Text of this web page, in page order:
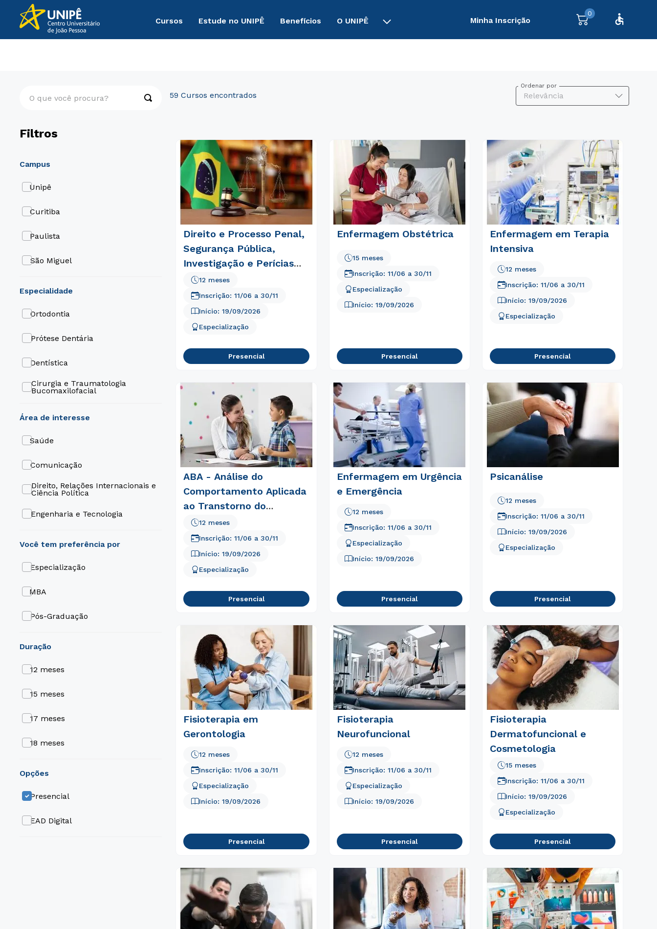
Cursos Estude no UNIPÊ Benefícios O UNIPÊ Minha Inscrição
0
Filtros
área de interesse
Saúde
Comunicação
Direito, Relações Internacionais e
Ciência Política
Engenharia e Tecnologia
Odontologia
Medicina
campus
Unipê
Curitiba
Paulista
São Miguel
Mogi Das Cruzes
Londrina
Liberdade
João Pessoa
duração
12 meses
15 meses
17 meses
18 meses
30 meses
36 meses
especialidade
Ortodontia
Prótese Dentária
Dentística
Cirurgia e Traumatologia
Bucomaxilofacial
Periodontia
Odontopediatria
Odontologia Hospitalar
Odontogeriatria
opções
Presencial
EAD Digital
Especialização
MBA
Pós-Graduação
59
Ordenar por
Relevância
Direito e Processo Penal,
Segurança Pública,
Investigação e Perícias
Criminais
Início:19/09/2026
Especialização
12 meses
Inscrição:11/06 a 30/11
Presencial
Enfermagem Obstétrica
Especialização
15 meses
Início: 19/09/2026
Inscrição: 11/06 a 30/11
Presencial
Enfermagem em Terapia
Intensiva
12 meses
Início:19/09/2026
Especialização
Inscrição:11/06 a 30/11
Presencial
ABA - Análise do
Comportamento Aplicada
ao Transtorno do
Espectro Autista (TEA)
Início:19/09/2026
12 meses
Especialização
Inscrição:11/06 a 30/11
Presencial
Enfermagem em Urgência
e Emergência
Especialização
Início: 19/09/2026
12 meses
Inscrição: 11/06 a 30/11
Presencial
Psicanálise
Início:19/09/2026
Especialização
12 meses
Inscrição:11/06 a 30/11
Presencial
Fisioterapia em
Gerontologia
12 meses
Especialização
Início:19/09/2026
Inscrição:11/06 a 30/11
Presencial
Fisioterapia
Neurofuncional
12 meses
Especialização
Início: 19/09/2026
Inscrição: 11/06 a 30/11
Presencial
Fisioterapia
Dermatofuncional e
Cosmetologia
Início:19/09/2026
15 meses
Especialização
Inscrição:11/06 a 30/11
Presencial
Estou de acordo com a Política de Privacidade.e
autorizo que meus dados sejam utilizados para o
envio de conteúdos do Unipê.